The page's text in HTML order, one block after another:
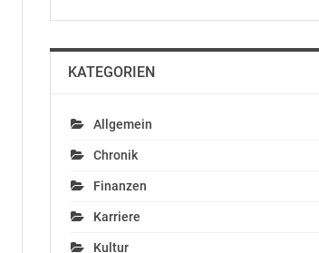
KATEGORIEN
Allgemein
Chronik
Finanzen
Karriere
Kultur